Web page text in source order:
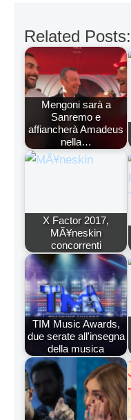
Related Posts:
Mengoni sarà a
Sanremo e
affiancherà Amadeus
nella…
X Factor 2017,
MÃ¥neskin
concorrenti
TIM Music Awards,
due serate all'insegna
della musica